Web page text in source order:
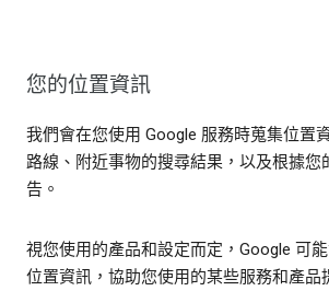
您的位置資訊
我們會在您使用 Google 服務時蒐集位置
路線、附近事物的搜尋結果，以及根據您
告。
視您使用的產品和設定而定，Google 可
位置資訊，協助您使用的某些服務和產品